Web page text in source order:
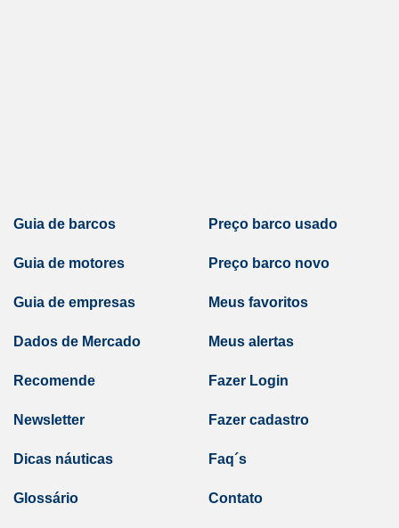
Guia de barcos
Guia de motores
Guia de empresas
Dados de Mercado
Preço barco usado
Preço barco novo
Meus favoritos
Meus alertas
Recomende
Newsletter
Dicas náuticas
Glossário
Fazer Login
Fazer cadastro
Faq´s
Contato